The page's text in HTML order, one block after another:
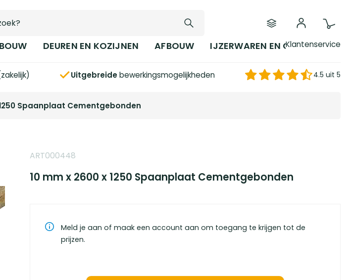
DEUREN EN KOZIJNEN AFBOUW IJZERWAREN EN GEREEDSCHAP
Klantenservice
Uitgebreidebewerkingsmogelijkheden 4.5 uit 5
Spaanplaat Cementgebonden
ART000448
10 mm x 2600 x 1250 Spaanplaat Cementgebonden
Meld je aan of maak een account aan om toegang te krijgen tot de
prijzen.